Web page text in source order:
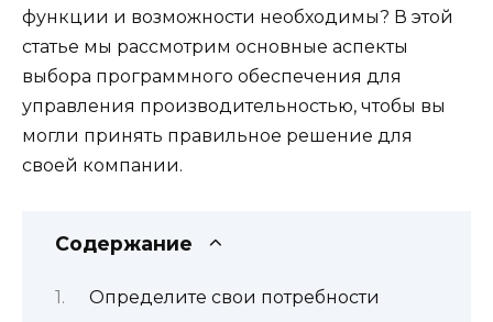
функции и возможности необходимы? В этой
статье мы рассмотрим основные аспекты
выбора программного обеспечения для
управления производительностью, чтобы вы
могли принять правильное решение для
своей компании.
Содержание
Определите свои потребности